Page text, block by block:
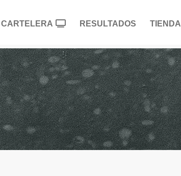
CARTELERA RESULTADOS TIENDA